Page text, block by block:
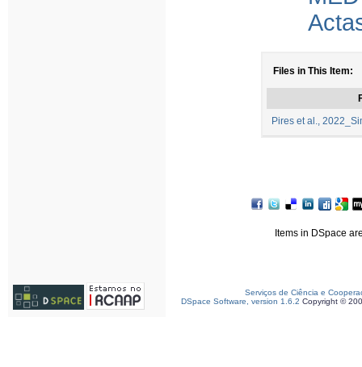
Files in This Item:
Pires et al.,
Items in DSpace
Serviços de Ciência e
DSpace Software, version 1.6.2 Copyright ©